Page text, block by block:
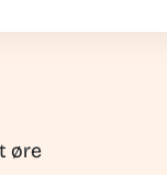
øre